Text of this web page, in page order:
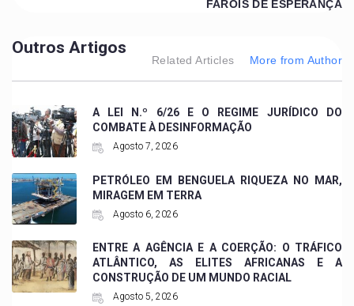
FARÓIS DE ESPERANÇA
Outros Artigos
Related Articles More from Author
A LEI N.º 6/26 E O REGIME JURÍDICO DO
COMBATE À DESINFORMAÇÃO
Agosto 7, 2026
PETRÓLEO EM BENGUELA RIQUEZA NO MAR,
MIRAGEM EM TERRA
Agosto 6, 2026
ENTRE A AGÊNCIA E A COERÇÃO: O TRÁFICO
ATLÂNTICO, AS ELITES AFRICANAS E A
CONSTRUÇÃO DE UM MUNDO RACIAL
Agosto 5, 2026